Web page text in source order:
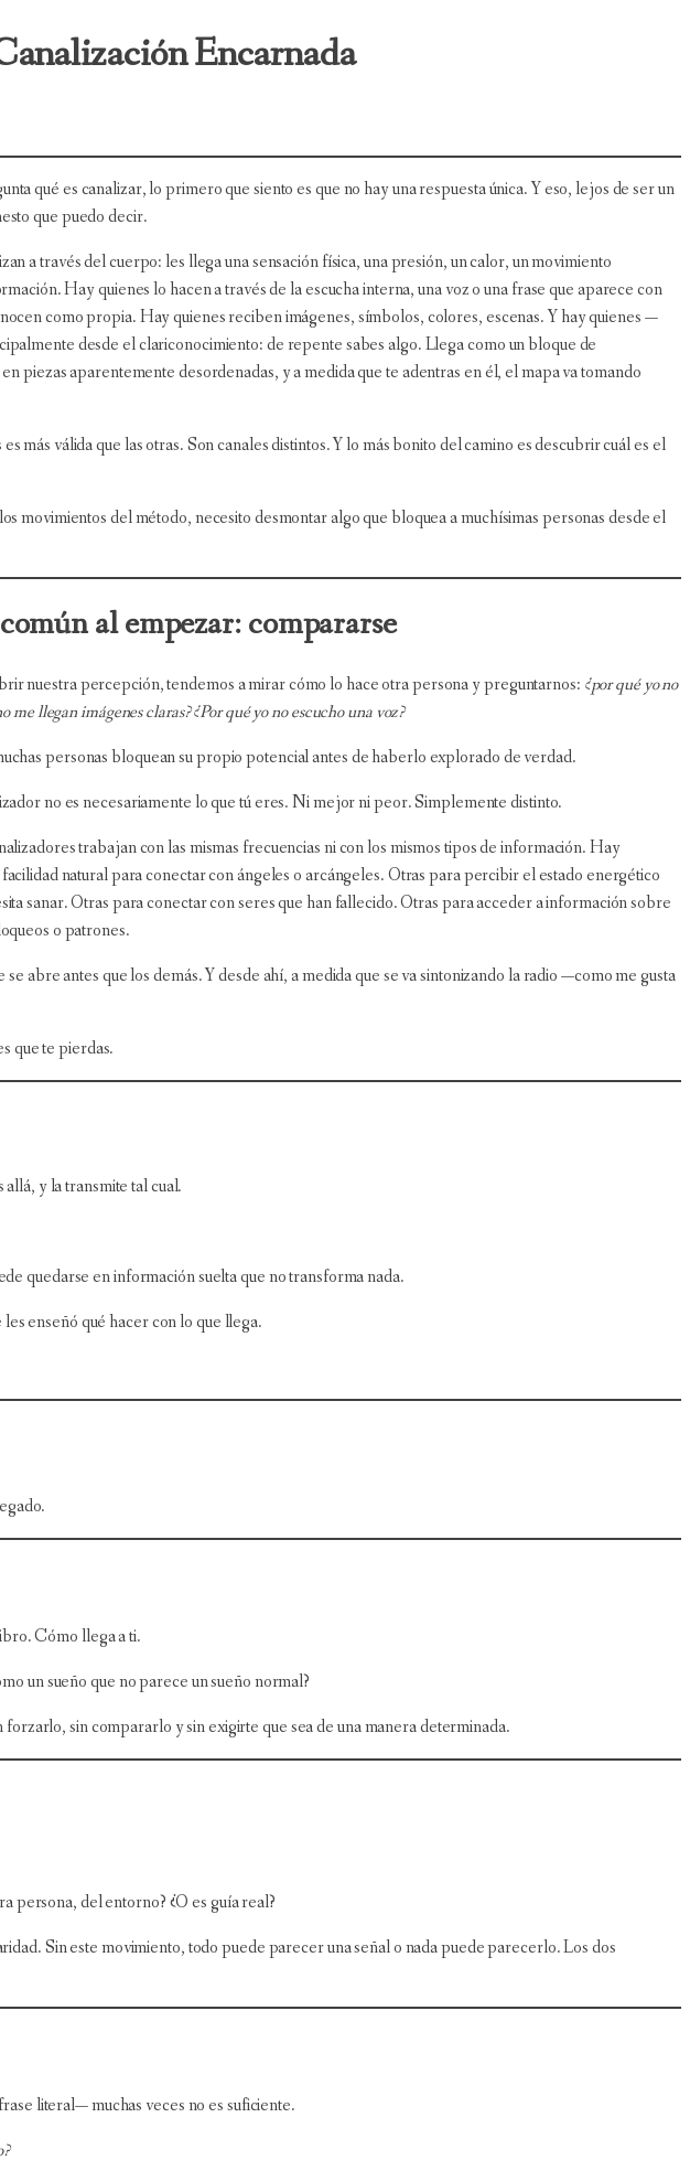
Encarnada
qué es canalizar, lo primero que siento es que no hay una respuesta única. Y eso, lejos de ser un
que puedo decir.
a través del cuerpo: les llega una sensación física, una presión, un calor, un movimiento
Hay quienes lo hacen a través de la escucha interna, una voz o una frase que aparece con
como propia. Hay quienes reciben imágenes, símbolos, colores, escenas. Y hay quienes —
desde el clariconocimiento: de repente sabes algo. Llega como un bloque de
piezas aparentemente desordenadas, y a medida que te adentras en él, el mapa va tomando
más válida que las otras. Son canales distintos. Y lo más bonito del camino es descubrir cuál es el
movimientos del método, necesito desmontar algo que bloquea a muchísimas personas desde el
al empezar: compararse
nuestra percepción, tendemos a mirar cómo lo hace otra persona y preguntarnos: ¿por qué yo no
me llegan imágenes claras? ¿Por qué yo no escucho una voz?
personas bloquean su propio potencial antes de haberlo explorado de verdad.
no es necesariamente lo que tú eres. Ni mejor ni peor. Simplemente distinto.
trabajan con las mismas frecuencias ni con los mismos tipos de información. Hay
natural para conectar con ángeles o arcángeles. Otras para percibir el estado energético
sanar. Otras para conectar con seres que han fallecido. Otras para acceder a información sobre
o patrones.
abre antes que los demás. Y desde ahí, a medida que se va sintonizando la radio —como me gusta
que te pierdas.
y la transmite tal cual.
quedarse en información suelta que no transforma nada.
enseñó qué hacer con lo que llega.
Cómo llega a ti.
un sueño que no parece un sueño normal?
sin compararlo y sin exigirte que sea de una manera determinada.
persona, del entorno? ¿O es guía real?
Sin este movimiento, todo puede parecer una señal o nada puede parecerlo. Los dos
literal— muchas veces no es suficiente.